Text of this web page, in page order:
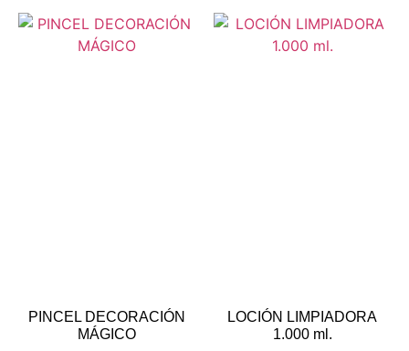
PINCEL DECORACIÓN
MÁGICO
LOCIÓN LIMPIADORA
1.000 ml.